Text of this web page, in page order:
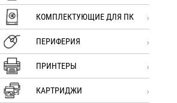
КОМПЛЕКТУЮЩИЕ ДЛЯ ПК
ПЕРИФЕРИЯ
ПРИНТЕРЫ
КАРТРИДЖИ